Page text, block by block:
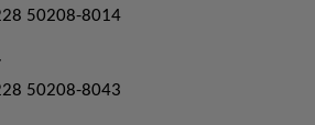
50208-8014
50208-8043